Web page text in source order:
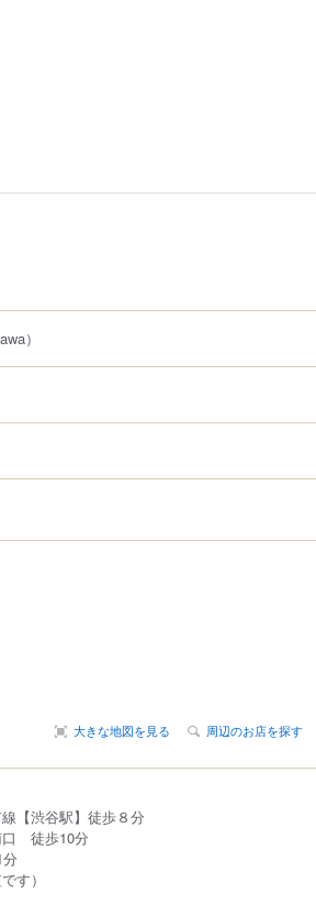
）
大きな地図を見る 周辺のお店を探す
【渋谷駅】徒歩８分
口 徒歩10分
す）